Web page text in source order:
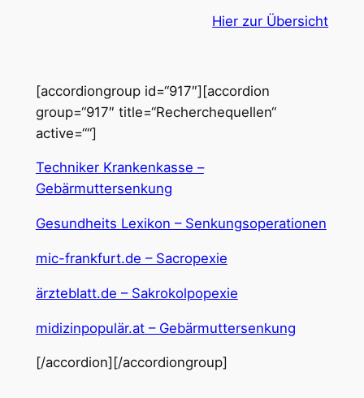
Hier zur Übersicht
[accordiongroup id=“917″][accordion
group=“917″ title=“Recherchequellen“
active=““]
Techniker Krankenkasse –
Gebärmuttersenkung
Gesundheits Lexikon – Senkungsoperationen
mic-frankfurt.de – Sacropexie
ärzteblatt.de – Sakrokolpopexie
midizinpopulär.at – Gebärmuttersenkung
[/accordion][/accordiongroup]